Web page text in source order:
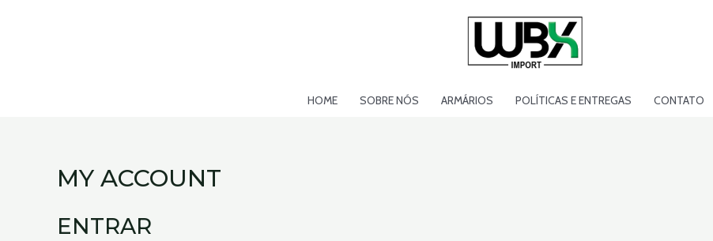
HOME SOBRE NÓS ARMÁRIOS POLÍTICAS E ENTREGAS CONTATO
MY ACCOUNT
ENTRAR